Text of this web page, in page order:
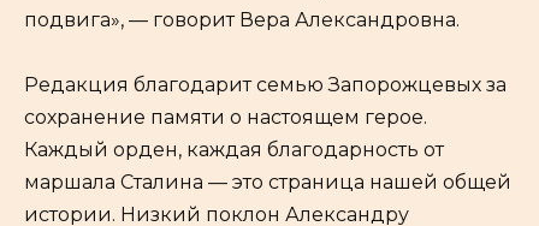
подвига», — говорит Вера Александровна.
Редакция благодарит семью Запорожцевых за
сохранение памяти о настоящем герое.
Каждый орден, каждая благодарность от
маршала Сталина — это страница нашей общей
истории. Низкий поклон Александру